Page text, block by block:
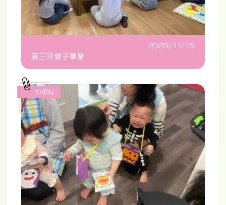
2025/11/15
第三回親子事業
かのん